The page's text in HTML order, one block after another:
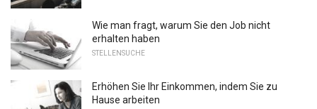
Wie man fragt, warum Sie den Job nicht
erhalten haben
STELLENSUCHE
Erhöhen Sie Ihr Einkommen, indem Sie zu
Hause arbeiten